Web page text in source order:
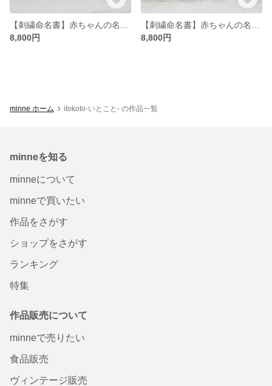
8,800円
8,800円
minne ホーム itokoto-いとこと- の作品一覧
minneを知る
minneについて
minneで買いたい
作品をさがす
ショップをさがす
ランキング
特集
作品販売について
minneで売りたい
食品販売
ヴィンテージ販売